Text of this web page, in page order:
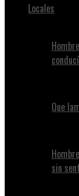
Locales
Que
sin